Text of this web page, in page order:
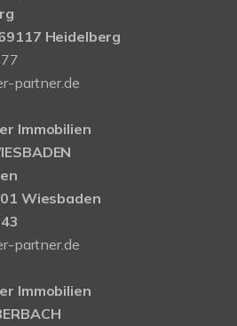
Heidelberg
partner.de
Immobilien
Wiesbaden
partner.de
Immobilien